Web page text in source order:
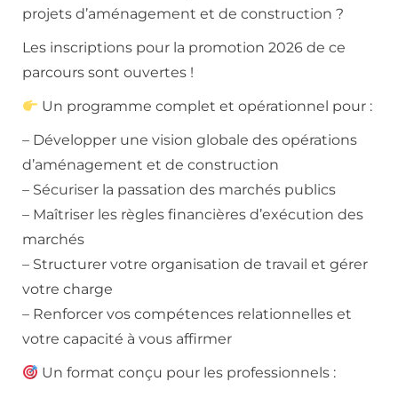
projets d’aménagement et de construction ?
Les inscriptions pour la promotion 2026 de ce
parcours sont ouvertes !
Un programme complet et opérationnel pour :
– Développer une vision globale des opérations
d’aménagement et de construction
– Sécuriser la passation des marchés publics
– Maîtriser les règles financières d’exécution des
marchés
– Structurer votre organisation de travail et gérer
votre charge
– Renforcer vos compétences relationnelles et
votre capacité à vous affirmer
Un format conçu pour les professionnels :